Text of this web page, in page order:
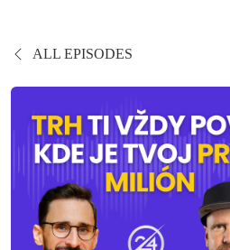
ALL EPISODES